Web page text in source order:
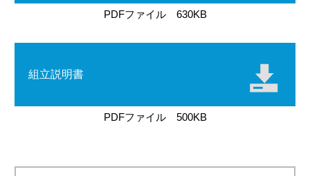
PDFファイル 630KB
組立説明書
PDFファイル 500KB